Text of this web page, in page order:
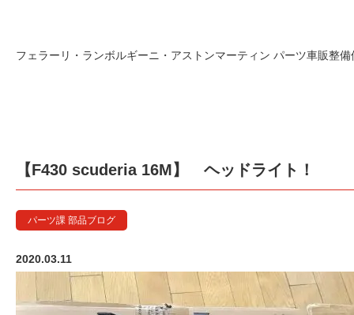
フェラーリ・ランボルギーニ・アストンマーティン パーツ車販整
【F430 scuderia 16M】 ヘッドライト！
パーツ課 部品ブログ
2020.03.11